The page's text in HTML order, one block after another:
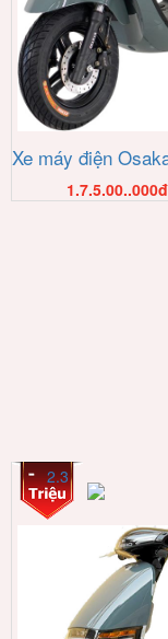
Xe máy điện
1.7.5.00..000đ
2.3